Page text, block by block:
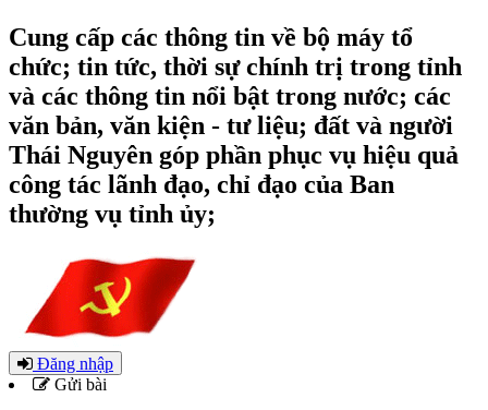
Cung cấp các thông tin về bộ máy tổ
chức; tin tức, thời sự chính trị trong tỉnh
và các thông tin nổi bật trong nước; các
văn bản, văn kiện - tư liệu; đất và người
Thái Nguyên góp phần phục vụ hiệu quả
công tác lãnh đạo, chỉ đạo của Ban
thường vụ tỉnh ủy;
Đăng nhập
Gửi bài